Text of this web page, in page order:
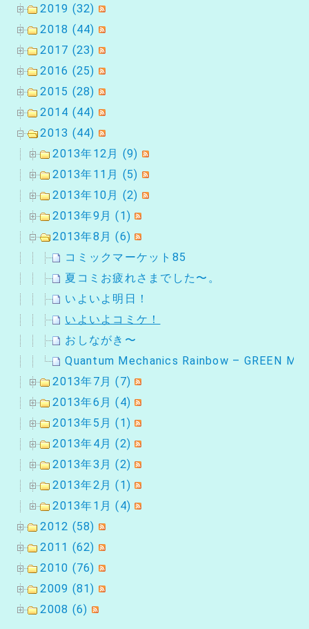
2019 (32)
2018 (44)
2017 (23)
2016 (25)
2015 (28)
2014 (44)
2013 (44)
2013年12月 (9)
2013年11月 (5)
2013年10月 (2)
2013年9月 (1)
2013年8月 (6)
コミックマーケット85
夏コミお疲れさまでした〜。
いよいよ明日！
いよいよコミケ！
おしながき〜
Quantum Mechanics Rainbow – GREEN
2013年7月 (7)
2013年6月 (4)
2013年5月 (1)
2013年4月 (2)
2013年3月 (2)
2013年2月 (1)
2013年1月 (4)
2012 (58)
2011 (62)
2010 (76)
2009 (81)
2008 (6)